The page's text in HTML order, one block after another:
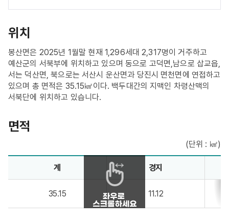
위치
봉산면은 2025년 1월말 현재 1,296세대 2,317명이 거주하고
예산군의 서북부에 위치하고 있으며 동으로 고덕면,남으로 삽교읍,
서는 덕산면, 북으로는 서산시 운산면과 당진시 면천면에 연접하고
있으며 총 면적은 35.15㎢이다. 백두대간의 지맥인 차령산맥의
서북단에 위치하고 있습니다.
면적
(단위 : ㎢)
면적 안내 - 계, 경지, 임야, 기타 정보제공
계 경지
35.15 11.12